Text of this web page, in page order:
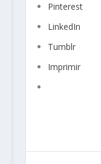
Pinterest
LinkedIn
Tumblr
Imprimir